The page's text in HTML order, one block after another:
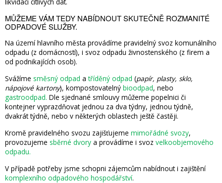
MŮŽEME VÁM TEDY NABÍDNOUT SKUTEČNĚ ROZMANITÉ
ODPADOVÉ SLUŽBY.
Na území hlavního města provádíme pravidelný svoz komunálního
odpadu (z domácností), i svoz odpadu živnostenského (z firem a
od podnikajících osob).
Svážíme směsný odpad atříděný odpad (papír, plasty, sklo,
nápojové kartony), kompostovatelný bioodpad, nebo
gastroodpad. Dle sjednané smlouvy můžeme popelnici či
kontejner vyprazdňovat jednou za dva týdny, jednou týdně,
dvakrát týdně, nebo v některých oblastech ještě častěji.
Kromě pravidelného svozu zajišťujeme mimořádné svozy,
provozujeme sběrné dvory a provádíme i svoz velkoobjemového
odpadu.
V případě potřeby jsme schopni zájemcům nabídnout i zajištění
komplexního odpadového hospodářství.